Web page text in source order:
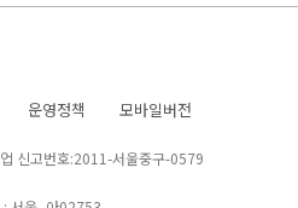
운영정책 모바일버전
신고번호:2011-서울중구-0579